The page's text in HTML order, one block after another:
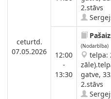
ceturtd.
07.05.2026
2.stāvs
12:00
-
13:30
(Nodarbība)
telpa:
gatve,
2.stāvs